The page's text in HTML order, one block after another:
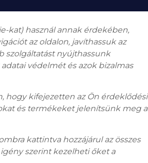
kat) használ annak érdekében,
az oldalon, javíthassuk az
szolgáltatást nyújthassunk
védelmét és azok bizalmas
hogy kifejezetten az Ön érdeklődési
és termékeket jelenítsünk meg a
kattintva hozzájárul az összes
szerint kezelheti őket a